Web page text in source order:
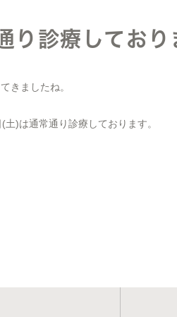
り診療しており
きましたね。
)は通常通り診療しております。